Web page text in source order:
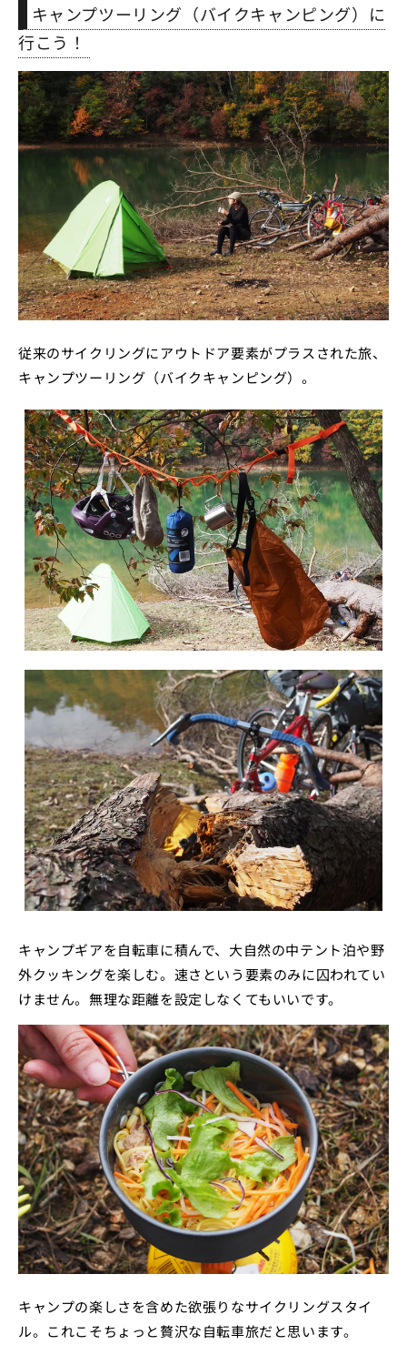
キャンプツーリング（バイクキャンピング）に
行こう！
従来のサイクリングにアウトドア要素がプラスされた旅、
キャンプツーリング（バイクキャンピング）。
キャンプギアを自転車に積んで、大自然の中テント泊や野
外クッキングを楽しむ。速さという要素のみに囚われてい
けません。無理な距離を設定しなくてもいいです。
キャンプの楽しさを含めた欲張りなサイクリングスタイ
ル。これこそちょっと贅沢な自転車旅だと思います。